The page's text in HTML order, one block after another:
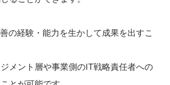
の経験・能力を生かして成果を出すこ
メント層や事業側のIT戦略責任者への